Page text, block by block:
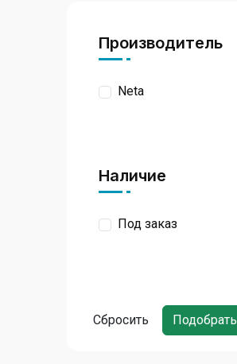
Производитель
Neta
Наличие
Под заказ
Сбросить Подобрать